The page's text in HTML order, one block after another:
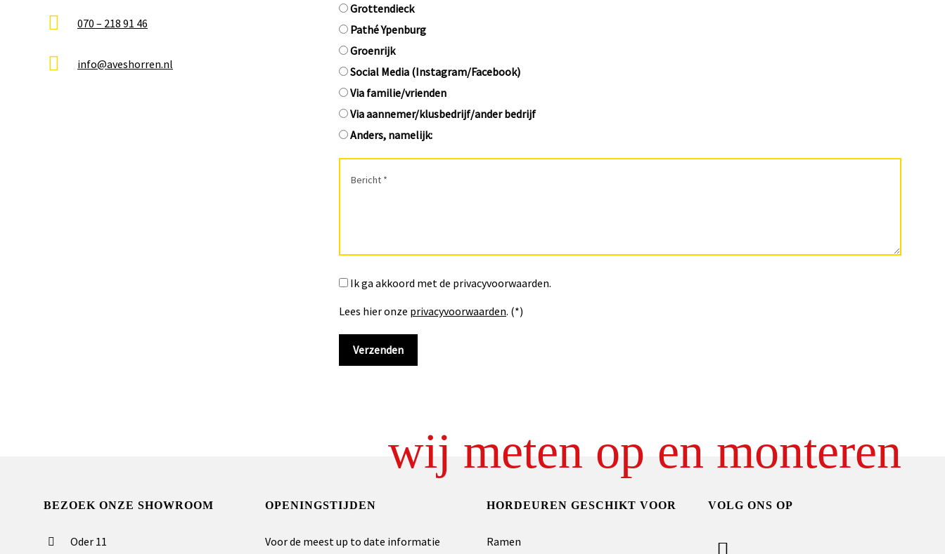
070 – 218 91 46
info@aveshorren.nl
Grottendieck
Pathé Ypenburg
Groenrijk
Social Media (Instagram/Facebook)
Via familie/vrienden
Via aannemer/klusbedrijf/ander bedrijf
Anders, namelijk:
Ik ga akkoord met de privacyvoorwaarden.
Lees hier onze privacyvoorwaarden. (*)
wij meten op en monteren
BEZOEK ONZE SHOWROOM
Oder 11
OPENINGSTIJDEN
Voor de meest up to date informatie
HORDEUREN GESCHIKT VOOR
Ramen
VOLG ONS OP